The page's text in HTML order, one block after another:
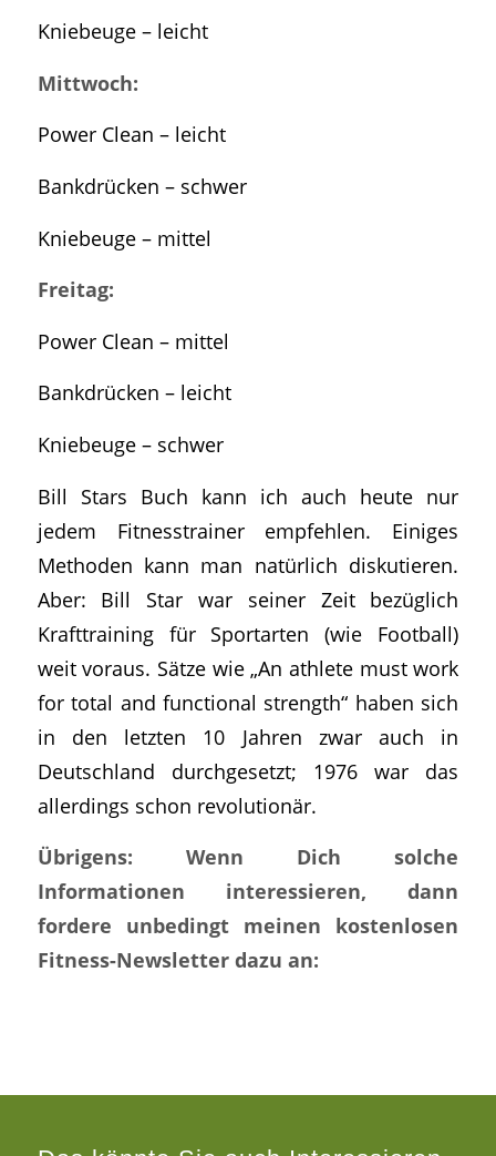
Kniebeuge – leicht
Mittwoch:
Power Clean – leicht
Bankdrücken – schwer
Kniebeuge – mittel
Freitag:
Power Clean – mittel
Bankdrücken – leicht
Kniebeuge – schwer
Bill Stars Buch kann ich auch heute nur
jedem Fitnesstrainer empfehlen. Einiges
Methoden kann man natürlich diskutieren.
Aber: Bill Star war seiner Zeit bezüglich
Krafttraining für Sportarten (wie Football)
weit voraus. Sätze wie „An athlete must work
for total and functional strength“ haben sich
in den letzten 10 Jahren zwar auch in
Deutschland durchgesetzt; 1976 war das
allerdings schon revolutionär.
Übrigens: Wenn Dich solche
Informationen interessieren, dann
fordere unbedingt meinen kostenlosen
Fitness-Newsletter dazu an: